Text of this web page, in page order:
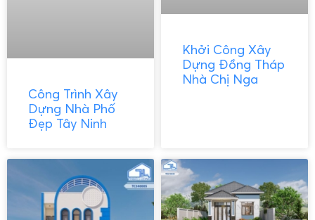
Công Trình Xây
Dựng Nhà Phố
Đẹp Tây Ninh
Khởi Công Xây
Dựng Đồng Tháp
Nhà Chị Nga